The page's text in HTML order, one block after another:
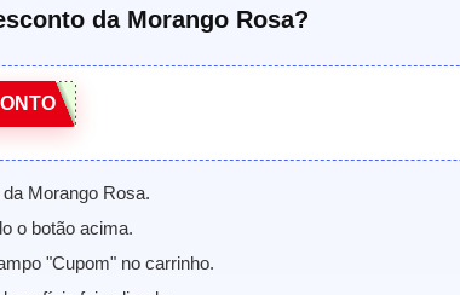
da Morango Rosa?
Morango Rosa.
o botão acima.
"Cupom" no carrinho.